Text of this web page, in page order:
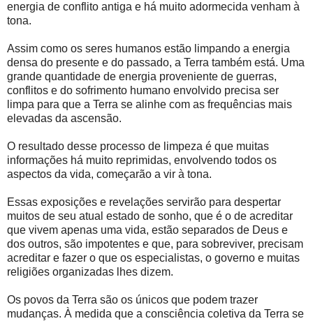
energia de conflito antiga e há muito adormecida venham à
tona.
Assim como os seres humanos estão limpando a energia
densa do presente e do passado, a Terra também está. Uma
grande quantidade de energia proveniente de guerras,
conflitos e do sofrimento humano envolvido precisa ser
limpa para que a Terra se alinhe com as frequências mais
elevadas da ascensão.
O resultado desse processo de limpeza é que muitas
informações há muito reprimidas, envolvendo todos os
aspectos da vida, começarão a vir à tona.
Essas exposições e revelações servirão para despertar
muitos de seu atual estado de sonho, que é o de acreditar
que vivem apenas uma vida, estão separados de Deus e
dos outros, são impotentes e que, para sobreviver, precisam
acreditar e fazer o que os especialistas, o governo e muitas
religiões organizadas lhes dizem.
Os povos da Terra são os únicos que podem trazer
mudanças. À medida que a consciência coletiva da Terra se